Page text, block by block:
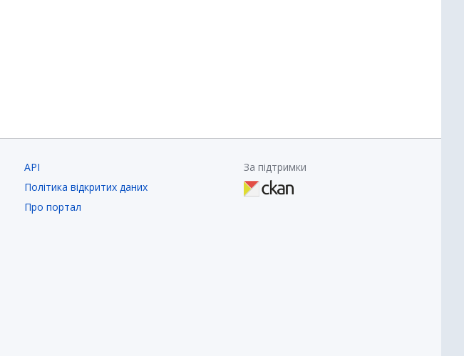
API
Політика відкритих даних
Про портал
За підтримки